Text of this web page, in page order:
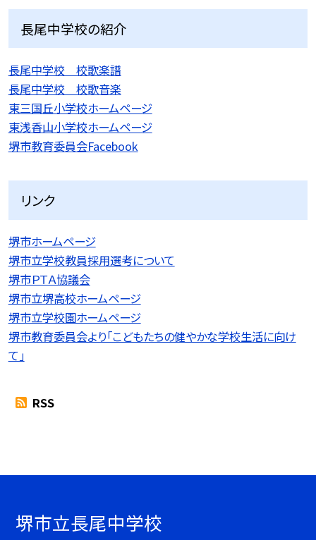
長尾中学校の紹介
長尾中学校 校歌楽譜
長尾中学校 校歌音楽
東三国丘小学校ホームページ
東浅香山小学校ホームページ
堺市教育委員会Facebook
リンク
堺市ホームページ
堺市立学校教員採用選考について
堺市ＰＴＡ協議会
堺市立堺高校ホームページ
堺市立学校園ホームページ
堺市教育委員会より「こどもたちの健やかな学校生活に向け
て」
RSS
堺市立長尾中学校